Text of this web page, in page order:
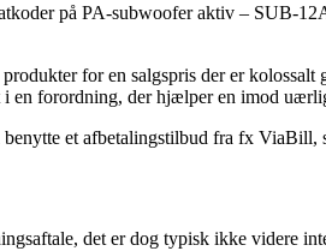
på PA-subwoofer aktiv – SUB-
for en salgspris der er kolossalt
forordning, der hjælper en imod
et afbetalingstilbud fra fx ViaBill,
det er dog typisk ikke videre